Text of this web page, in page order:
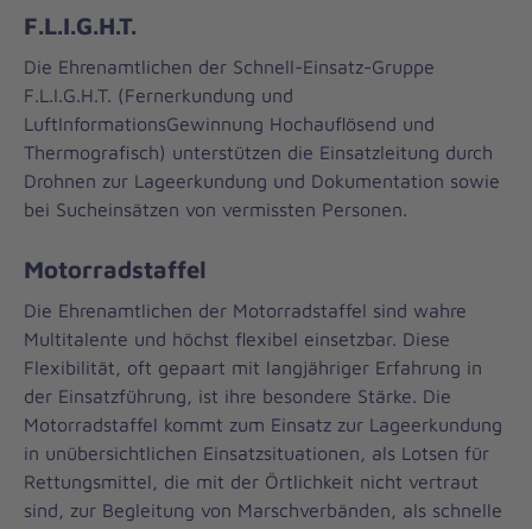
F.L.I.G.H.T.
Die Ehrenamtlichen der Schnell-Einsatz-Gruppe
F.L.I.G.H.T. (Fernerkundung und
LuftInformationsGewinnung Hochauflösend und
Thermografisch) unterstützen die Einsatzleitung durch
Drohnen zur Lageerkundung und Dokumentation sowie
bei Sucheinsätzen von vermissten Personen.
Motorradstaffel
Die Ehrenamtlichen der Motorradstaffel sind wahre
Multitalente und höchst flexibel einsetzbar. Diese
Flexibilität, oft gepaart mit langjähriger Erfahrung in
der Einsatzführung, ist ihre besondere Stärke. Die
Motorradstaffel kommt zum Einsatz zur Lageerkundung
in unübersichtlichen Einsatzsituationen, als Lotsen für
Rettungsmittel, die mit der Örtlichkeit nicht vertraut
sind, zur Begleitung von Marschverbänden, als schnelle